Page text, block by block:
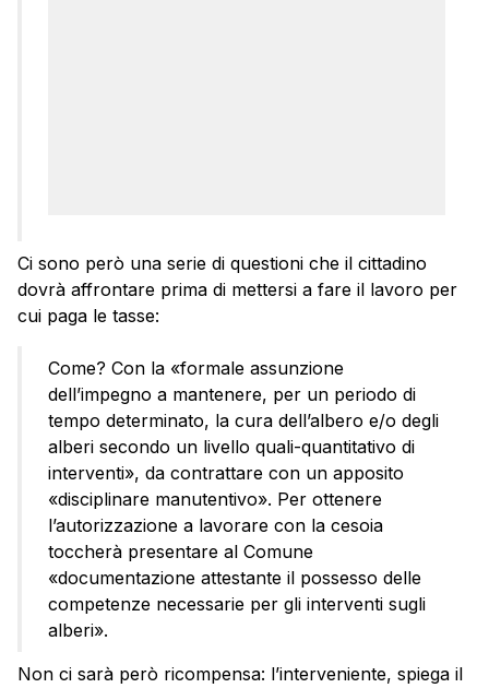
Ci sono però una serie di questioni che il cittadino
dovrà affrontare prima di mettersi a fare il lavoro per
cui paga le tasse:
Come? Con la «formale assunzione
dell’impegno a mantenere, per un periodo di
tempo determinato, la cura dell’albero e/o degli
alberi secondo un livello quali-quantitativo di
interventi», da contrattare con un apposito
«disciplinare manutentivo». Per ottenere
l’autorizzazione a lavorare con la cesoia
toccherà presentare al Comune
«documentazione attestante il possesso delle
competenze necessarie per gli interventi sugli
alberi».
Non ci sarà però ricompensa: l’interveniente, spiega il